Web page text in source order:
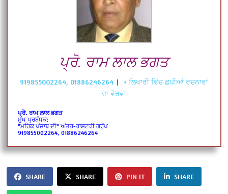
ਪ੍ਰੋ. ਰਾਮ ਲਾਲ ਭਗਤ
919855002264, 01886246264 |
+ ਲਿਖਾਰੀ ਵਿੱਚ ਛਪੀਆਂ ਰਚਨਾਵਾਂ
ਦਾ ਵੇਰਵਾ
ਪ੍ਰੋ. ਰਾਮ ਲਾਲ ਭਗਤ
ਮੁੱਖ ਪ੍ਰਬੰਧਕ:
"ਮਹਿਕ ਪੰਜਾਬ ਦੀ" ਅੰਤਰ-ਰਾਸ਼ਟਰੀ ਗਰੁੱਪ
919855002264, 01886246264
SHARE SHARE PIN IT SHARE